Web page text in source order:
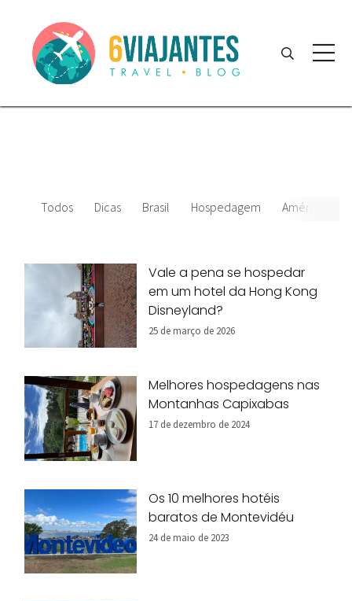
Todos Dicas Brasil Hospedagem América do
Vale a pena se hospedar
em um hotel da Hong Kong
Disneyland?
25 de março de 2026
Melhores hospedagens nas
Montanhas Capixabas
17 de dezembro de 2024
Os 10 melhores hotéis
baratos de Montevidéu
24 de maio de 2023